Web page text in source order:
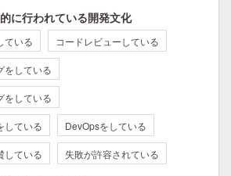
に行われている開発文化
ている コードレビューしている
をしている
をしている
している DevOpsをしている
している 失敗が許容されている